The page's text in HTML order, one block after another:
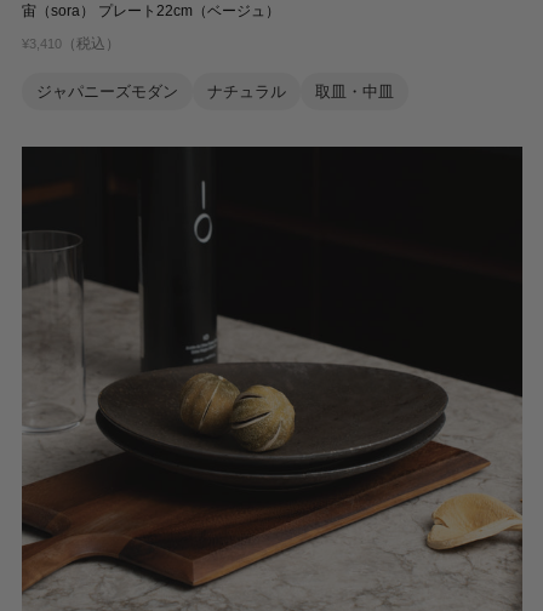
宙（sora） プレート22cm（ベージュ）
¥3,410（税込）
ジャパニーズモダン ナチュラル 取皿・中皿